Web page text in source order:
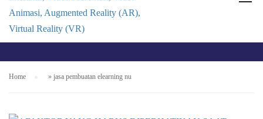
ELEARNING NU
Home » jasa pembuatan elearning nu